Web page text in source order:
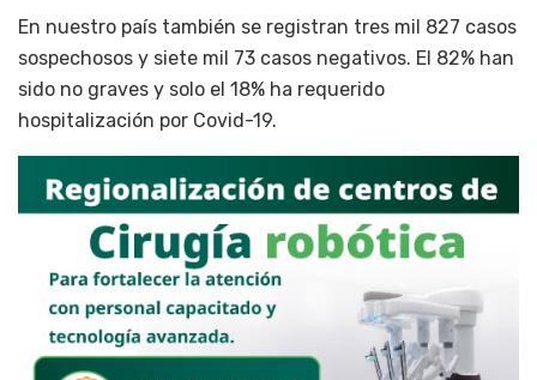
En nuestro país también se registran tres mil 827 casos
sospechosos y siete mil 73 casos negativos. El 82% han
sido no graves y solo el 18% ha requerido
hospitalización por Covid-19.